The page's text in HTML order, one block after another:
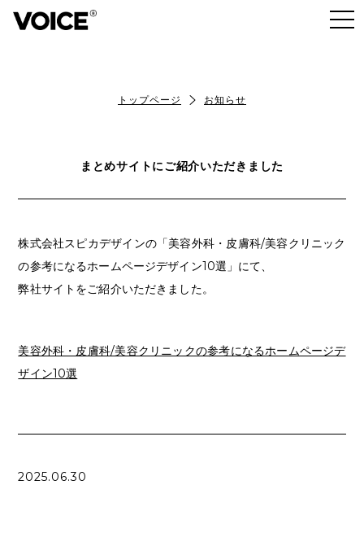
トップページ お知らせ
まとめサイトにご紹介いただきました
株式会社スピカデザインの「美容外科・皮膚科/美容クリニック
の参考になるホームページデザイン10選」にて、
弊社サイトをご紹介いただきました。
美容外科・皮膚科/美容クリニックの参考になるホームページデ
ザイン10選
2025.06.30